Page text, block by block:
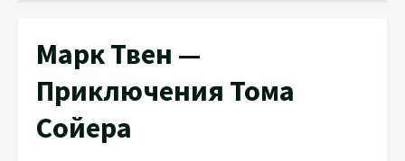
Марк Твен —
Приключения Тома
Сойера